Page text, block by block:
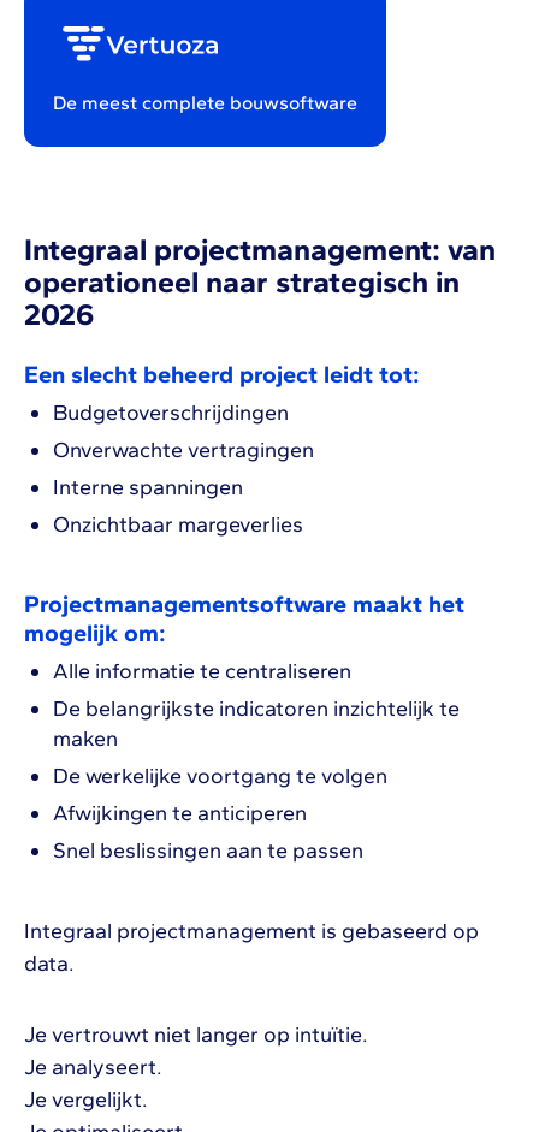
De meest complete bouwsoftware
Integraal projectmanagement: van
operationeel naar strategisch in
2026
Een slecht beheerd project leidt tot:
Budgetoverschrijdingen
Onverwachte vertragingen
Interne spanningen
Onzichtbaar margeverlies
Projectmanagementsoftware maakt het
mogelijk om:
Alle informatie te centraliseren
De belangrijkste indicatoren inzichtelijk te
maken
De werkelijke voortgang te volgen
Afwijkingen te anticiperen
Snel beslissingen aan te passen
Integraal projectmanagement is gebaseerd op
data.
Je vertrouwt niet langer op intuïtie.
Je analyseert.
Je vergelijkt.